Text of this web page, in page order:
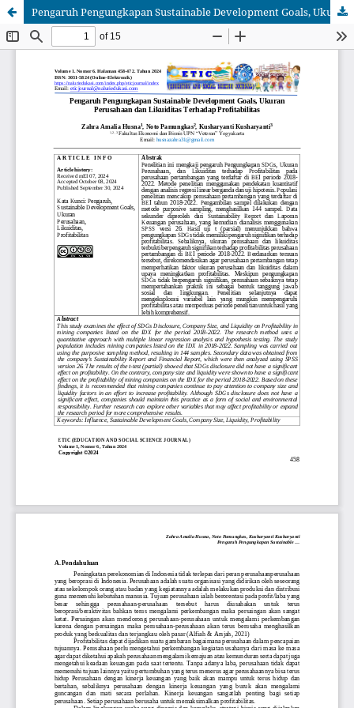
Pengaruh Pengungkapan Sustainable Development Goals, UkuranPerusahaan dan Likuiditas Terhadap Profitabilitas